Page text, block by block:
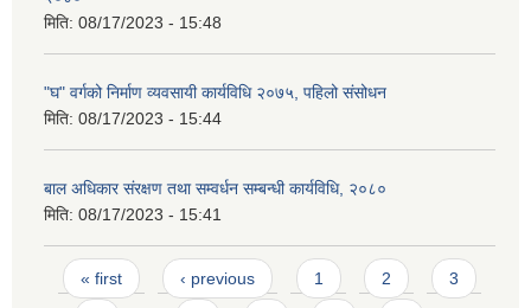
मिति: 08/17/2023 - 15:48
"घ" वर्गको निर्माण व्यवसायी कार्यविधि २०७५, पहिलो संसोधन
मिति: 08/17/2023 - 15:44
बाल अधिकार संरक्षण तथा सम्वर्धन सम्बन्धी कार्यविधि, २०८०
मिति: 08/17/2023 - 15:41
Pages
« first ‹ previous 1 2 3